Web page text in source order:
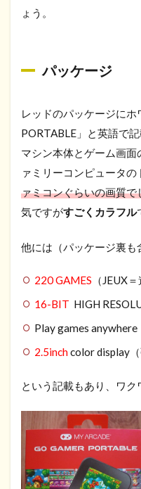
ょう。
パッケージ
レッドのパッケージに
PORTABLE」と英語で記
マシン本体とゲーム画
ァミリーコンピュータの
ァミコンぐらいの画質で
気ですがすごくカラフル
他には（パッケージ裏も
220 GAMES （JEUX
16-BIT HIGH
Play games anywhere
2.5inchcolor display（
という記載もあり、ワク